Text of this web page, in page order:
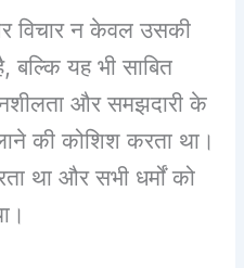
विचार न केवल उसकी
बल्कि यह भी साबित
और समझदारी के
की कोशिश करता था।
था और सभी धर्मों को